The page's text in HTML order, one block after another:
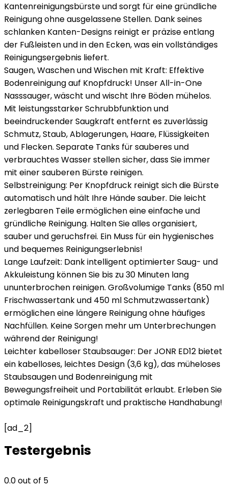
Kantenreinigungsbürste und sorgt für eine gründliche
Reinigung ohne ausgelassene Stellen. Dank seines
schlanken Kanten-Designs reinigt er präzise entlang
der Fußleisten und in den Ecken, was ein vollständiges
Reinigungsergebnis liefert.
Saugen, Waschen und Wischen mit Kraft: Effektive
Bodenreinigung auf Knopfdruck! Unser All-in-One
Nasssauger, wäscht und wischt Ihre Böden mühelos.
Mit leistungsstarker Schrubbfunktion und
beeindruckender Saugkraft entfernt es zuverlässig
Schmutz, Staub, Ablagerungen, Haare, Flüssigkeiten
und Flecken. Separate Tanks für sauberes und
verbrauchtes Wasser stellen sicher, dass Sie immer
mit einer sauberen Bürste reinigen.
Selbstreinigung: Per Knopfdruck reinigt sich die Bürste
automatisch und hält Ihre Hände sauber. Die leicht
zerlegbaren Teile ermöglichen eine einfache und
gründliche Reinigung. Halten Sie alles organisiert,
sauber und geruchsfrei. Ein Muss für ein hygienisches
und bequemes Reinigungserlebnis!
Lange Laufzeit: Dank intelligent optimierter Saug- und
Akkuleistung können Sie bis zu 30 Minuten lang
ununterbrochen reinigen. Großvolumige Tanks (850 ml
Frischwassertank und 450 ml Schmutzwassertank)
ermöglichen eine längere Reinigung ohne häufiges
Nachfüllen. Keine Sorgen mehr um Unterbrechungen
während der Reinigung!
Leichter kabelloser Staubsauger: Der JONR ED12 bietet
ein kabelloses, leichtes Design (3,6 kg), das müheloses
Staubsaugen und Bodenreinigung mit
Bewegungsfreiheit und Portabilität erlaubt. Erleben Sie
optimale Reinigungskraft und praktische Handhabung!
[ad_2]
Testergebnis
0.0out of 5